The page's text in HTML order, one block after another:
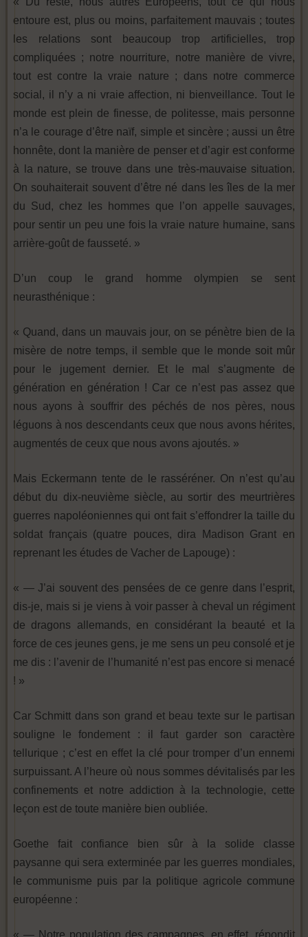
entoure est, plus ou moins, parfaitement mauvais ; toutes
les relations sont beaucoup trop artificielles, trop
compliquées ; notre nourriture, notre manière de vivre,
tout est contre la vraie nature ; dans notre commerce
social, il n’y a ni vraie affection, ni bienveillance. Tout le
monde est plein de finesse, de politesse, mais personne
n’a le courage d’être naïf, simple et sincère ; aussi un être
honnête, dont la manière de penser et d’agir est conforme
à la nature, se trouve dans une très-mauvaise situation.
On souhaiterait souvent d’être né dans les îles de la mer
du Sud, chez les hommes que l’on appelle sauvages,
pour sentir un peu une fois la vraie nature humaine, sans
arrière-goût de fausseté. »
D’un coup le grand homme olympien se sent
neurasthénique :
« Quand, dans un mauvais jour, on se pénètre bien de la
misère de notre temps, il semble que le monde soit mûr
pour le jugement dernier. Et le mal s’augmente de
génération en génération ! Car ce n’est pas assez que
nous ayons à souffrir des péchés de nos pères, nous
léguons à nos descendants ceux que nous avons hérites,
augmentés de ceux que nous avons ajoutés. »
Mais Eckermann tente de le rasséréner. On n’est qu’au
début du dix-neuvième siècle, au sortir des meurtrières
guerres napoléoniennes qui ont fait s’effondrer la taille du
soldat français (quatre pouces, dira Madison Grant en
reprenant les études de Vacher de Lapouge) :
« — J’ai souvent des pensées de ce genre dans l’esprit,
dis-je, mais si je viens à voir passer à cheval un régiment
de dragons allemands, en considérant la beauté et la
force de ces jeunes gens, je me sens un peu consolé et je
me dis : l’avenir de l’humanité n’est pas encore si menacé
! »
Car Schmitt dans son grand et beau texte sur le partisan
souligne le fondement : il faut garder son caractère
tellurique ; c’est en effet la clé pour tromper d’un ennemi
surpuissant. A l’heure où nous sommes dévitalisés par les
confinements et notre addiction à la technologie, cette
leçon est de toute manière bien oubliée.
Goethe fait confiance bien sûr à la solide classe
paysanne qui sera exterminée par les guerres mondiales,
le communisme puis par la politique agricole commune
européenne :
« — Notre population des campagnes, en effet, répondit